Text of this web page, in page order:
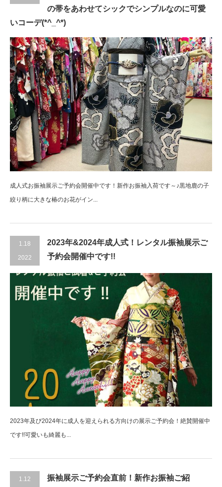
の帯をあわせてシックでシンプルなのに可愛
いコーデ(*^_^*)
成人式お振袖展示ご予約会開催中です！新作お振袖入荷です～♪黒地鹿の子
絞り柄に大きな椿のお花がイン...
1.18
2022
2023年&2024年成人式！レンタル振袖展示ご
予約会開催中です!!
2023年及び2024年に成人を迎えられる方向けの展示ご予約会！絶賛開催中
です!!可愛いも綺麗も...
1.12
振袖展示ご予約会直前！新作お振袖ご紹